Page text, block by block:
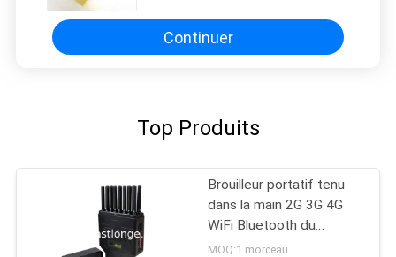
Continuer
Top Produits
Brouilleur portatif tenu
dans la main 2G 3G 4G
WiFi Bluetooth du
téléphone portable
MOQ:1 morceau